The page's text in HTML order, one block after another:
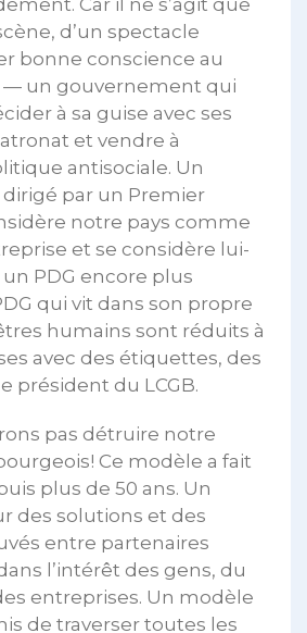
d’un spectacle
bonne conscience au
un gouvernement qui
à sa guise avec ses
et vendre à
antisociale. Un
par un Premier
notre pays comme
et se considère lui-
PDG encore plus
qui vit dans son propre
humains sont réduits à
avec des étiquettes, des
président du LCGB.
pas détruire notre
Ce modèle a fait
plus de 50 ans. Un
des solutions et des
entre partenaires
l’intérêt des gens, du
entreprises. Un modèle
de traverser toutes les